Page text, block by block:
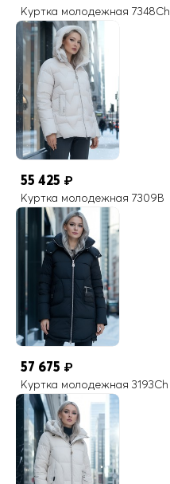
Куртка молодежная 7348Ch
55 425 ₽
Куртка молодежная 7309B
57 675 ₽
Куртка молодежная 3193Ch